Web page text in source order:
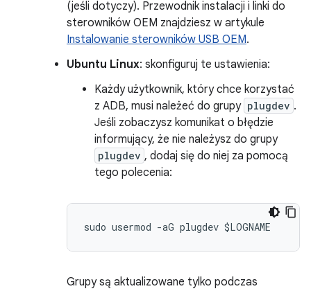
(jeśli dotyczy). Przewodnik instalacji i linki do
sterowników OEM znajdziesz w artykule
Instalowanie sterowników USB OEM.
Ubuntu Linux: skonfiguruj te ustawienia:
Każdy użytkownik, który chce korzystać
z ADB, musi należeć do grupy plugdev .
Jeśli zobaczysz komunikat o błędzie
informujący, że nie należysz do grupy
plugdev , dodaj się do niej za pomocą
tego polecenia:
Grupy są aktualizowane tylko podczas